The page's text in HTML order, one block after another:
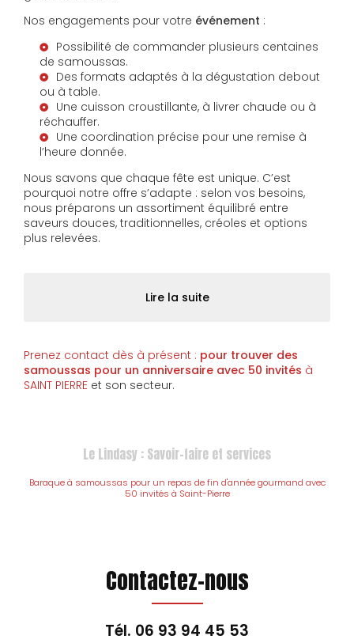
Nos engagements pour votre événement :
Possibilité de commander plusieurs centaines
de samoussas.
Des formats adaptés à la dégustation debout
ou à table.
Une cuisson croustillante, à livrer chaude ou à
réchauffer.
Une coordination précise pour une remise à
l’heure donnée.
Nous savons que chaque fête est unique. C’est
pourquoi notre offre s’adapte : selon vos besoins,
nous préparons un assortiment équilibré entre
saveurs douces, traditionnelles, créoles et options
plus relevées.
Lire la suite
Prenez contact dès à présent : pour trouver des
samoussas pour un anniversaire avec 50 invités à
SAINT PIERRE et son secteur.
Le Lindasy : Savoir-faire et services
Baraque à samoussas pour un repas de fin d'année gourmand avec
50 invités à Saint-Pierre
Contactez-nous
Tél. 06 93 94 45 53